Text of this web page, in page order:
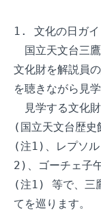
1. 文化の日ガイ
国立天文台三
文化財を解説員
を聴きながら見
見学する文化
(国立天文台歴
(注1)、レプソ
2)、ゴーチェ子
(注1) 等で、三
てを巡ります。